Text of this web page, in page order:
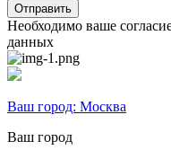
Необходимо ваше
данных
Ваш город: Москва
Ваш город